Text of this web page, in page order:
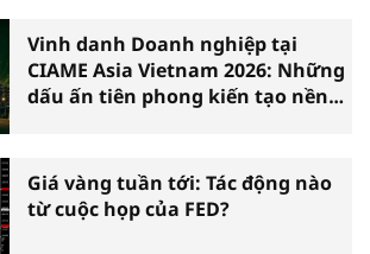
Vinh danh Doanh nghiệp tại
CIAME Asia Vietnam 2026: Những
dấu ấn tiên phong kiến tạo nền
Giá vàng tuần tới: Tác động nào
từ cuộc họp của FED?